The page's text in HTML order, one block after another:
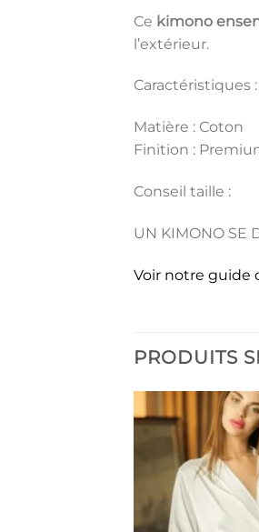
Ce kimono
l’extérieur.
Caractéristiques :
Matière : Coton
Finition :
Conseil taille :
UN KIMONO SE
Voir notre guide
PRODUITS